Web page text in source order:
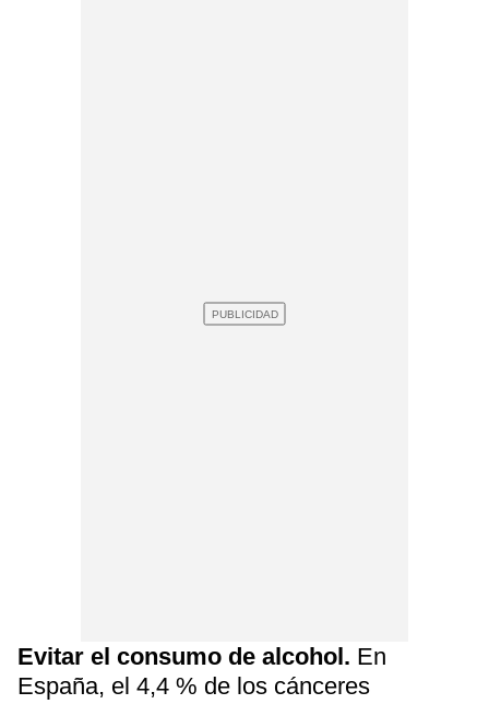
Evitar el consumo de alcohol. En
España, el 4,4 % de los cánceres